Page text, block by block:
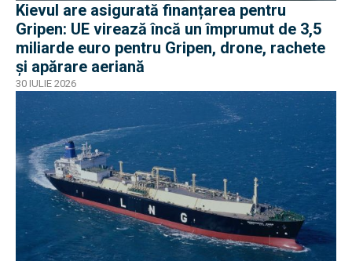
Kievul are asigurată finanțarea pentru
Gripen: UE virează încă un împrumut de 3,5
miliarde euro pentru Gripen, drone, rachete
și apărare aeriană
30 IULIE 2026